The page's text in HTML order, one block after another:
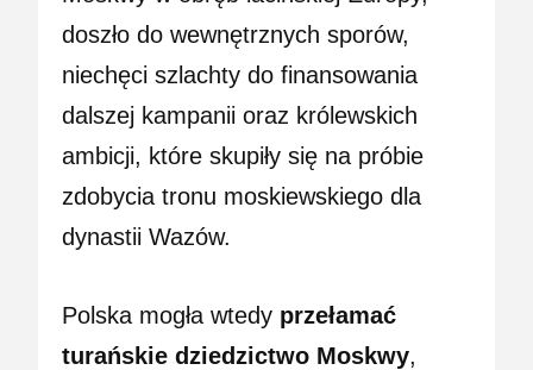
doszło do wewnętrznych sporów,
niechęci szlachty do finansowania
dalszej kampanii oraz królewskich
ambicji, które skupiły się na próbie
zdobycia tronu moskiewskiego dla
dynastii Wazów.
Polska mogła wtedy przełamać
turańskie dziedzictwo Moskwy,